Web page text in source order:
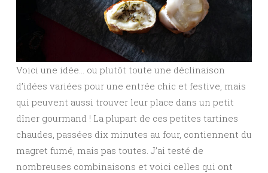
Voici une idée… ou plutôt toute une déclinaison
d’idées variées pour une entrée chic et festive, mais
qui peuvent aussi trouver leur place dans un petit
dîner gourmand ! La plupart de ces petites tartines
chaudes, passées dix minutes au four, contiennent du
magret fumé, mais pas toutes. J’ai testé de
nombreuses combinaisons et voici celles qui ont